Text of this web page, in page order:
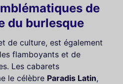
de
du burlesque
de culture, est également
flamboyants et de
Les cabarets
le célèbre Paradis Latin,